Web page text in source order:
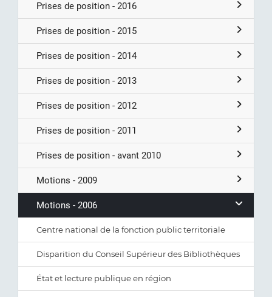
Prises de position - 2016
Prises de position - 2015
Prises de position - 2014
Prises de position - 2013
Prises de position - 2012
Prises de position - 2011
Prises de position - avant 2010
Motions - 2009
Motions - 2006
Centre national de la fonction public territoriale
Disparition du Conseil Supérieur des Bibliothèques
État et lecture publique en région